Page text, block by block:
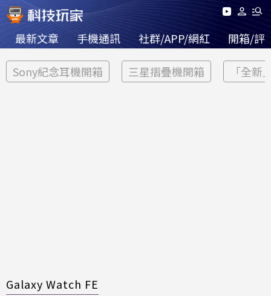
最新文章 手機通訊 社群/APP/網紅 開箱/評
Sony紀念耳機開箱 三星摺疊機開箱 「全新
Galaxy Watch FE